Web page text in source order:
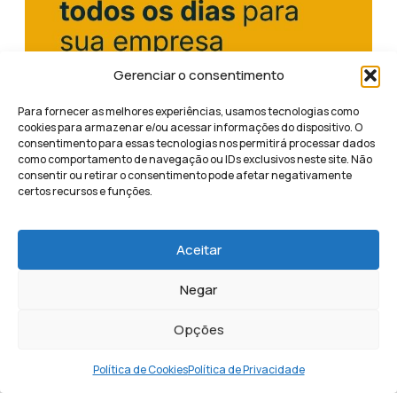
Gerenciar o consentimento
Para fornecer as melhores experiências, usamos tecnologias como
cookies para armazenar e/ou acessar informações do dispositivo. O
consentimento para essas tecnologias nos permitirá processar dados
como comportamento de navegação ou IDs exclusivos neste site. Não
consentir ou retirar o consentimento pode afetar negativamente
certos recursos e funções.
Aceitar
Negar
Opções
Política de CookiesPolítica de Privacidade
Compartilhe este conteúdo